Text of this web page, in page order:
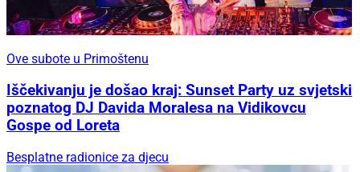
Ove subote u Primoštenu
Iščekivanju je došao kraj: Sunset Party uz svjetski
poznatog DJ Davida Moralesa na Vidikovcu
Gospe od Loreta
Besplatne radionice za djecu